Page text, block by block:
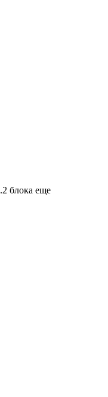
блока еще